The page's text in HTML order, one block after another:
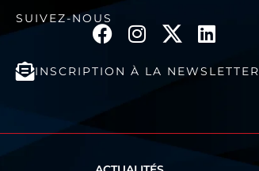
SUIVEZ-NOUS
INSCRIPTION À LA NEWSLETTER